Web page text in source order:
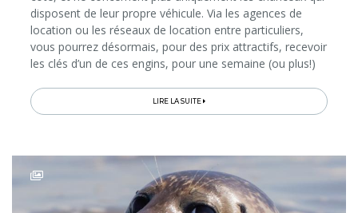
disposent de leur propre véhicule. Via les agences de
location ou les réseaux de location entre particuliers,
vous pourrez désormais, pour des prix attractifs, recevoir
les clés d’un de ces engins, pour une semaine (ou plus!)
LIRE LA SUITE